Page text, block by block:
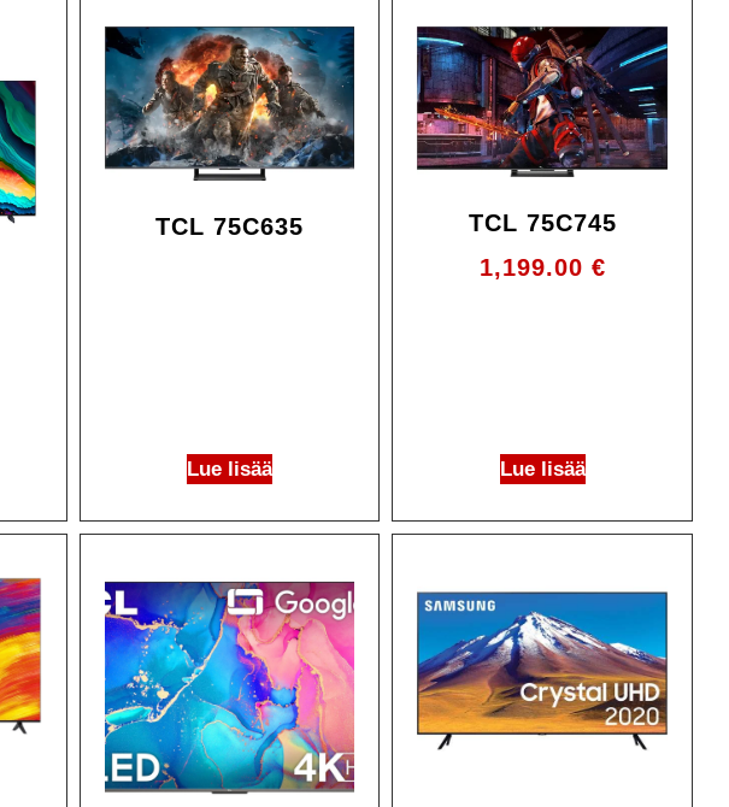
TCL 75C635
Lue lisää
TCL 75C745
1,199.00 €
Lue lisää